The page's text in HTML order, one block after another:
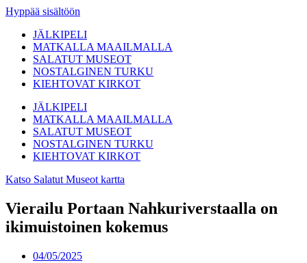
Hyppää sisältöön
JÄLKIPELI
MATKALLA MAAILMALLA
SALATUT MUSEOT
NOSTALGINEN TURKU
KIEHTOVAT KIRKOT
JÄLKIPELI
MATKALLA MAAILMALLA
SALATUT MUSEOT
NOSTALGINEN TURKU
KIEHTOVAT KIRKOT
Katso Salatut Museot kartta
Vierailu Portaan Nahkuriverstaalla on
ikimuistoinen kokemus
04/05/2025